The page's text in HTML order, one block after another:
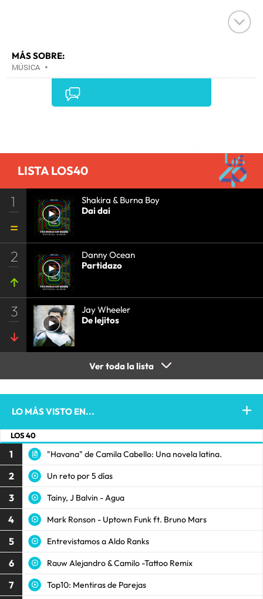
MÁS SOBRE:
MÚSICA •
LISTA LOS40
1
Shakira & Burna Boy
Dai dai
2
Danny Ocean
Partidazo
3
Jay Wheeler
De lejitos
Ver toda la lista
LO MÁS VISTO EN...
LOS 40
1 "Havana" de Camila Cabello: Una novela latina.
2 Un reto por 5 días
3 Tainy, J Balvin - Agua
4 Mark Ronson - Uptown Funk ft. Bruno Mars
5 Entrevistamos a Aldo Ranks
6 Rauw Alejandro & Camilo -Tattoo Remix
7 Top10: Mentiras de Parejas